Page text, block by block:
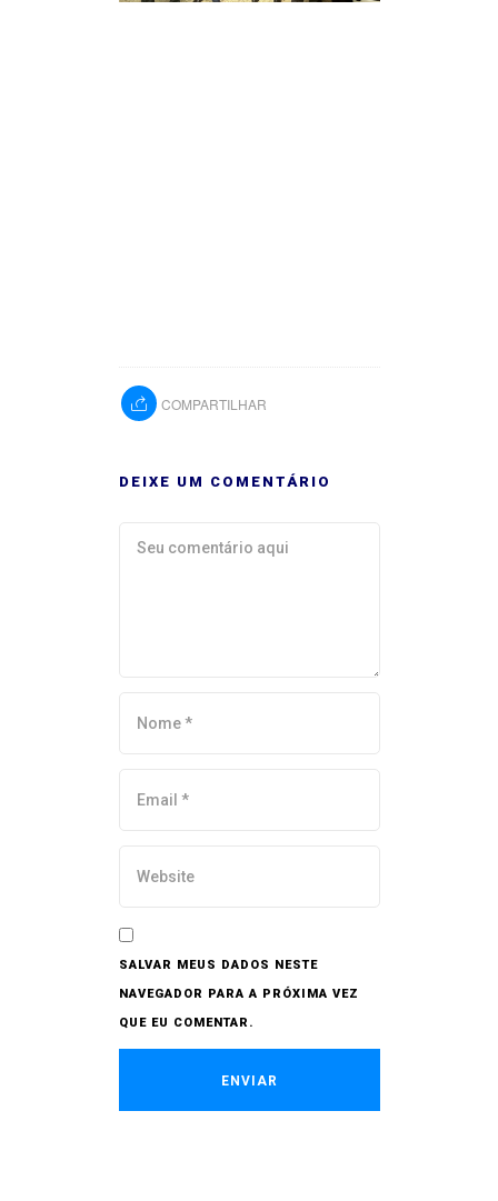
COMPARTILHAR
DEIXE UM COMENTÁRIO
SALVAR MEUS DADOS NESTE
NAVEGADOR PARA A PRÓXIMA VEZ
QUE EU COMENTAR.